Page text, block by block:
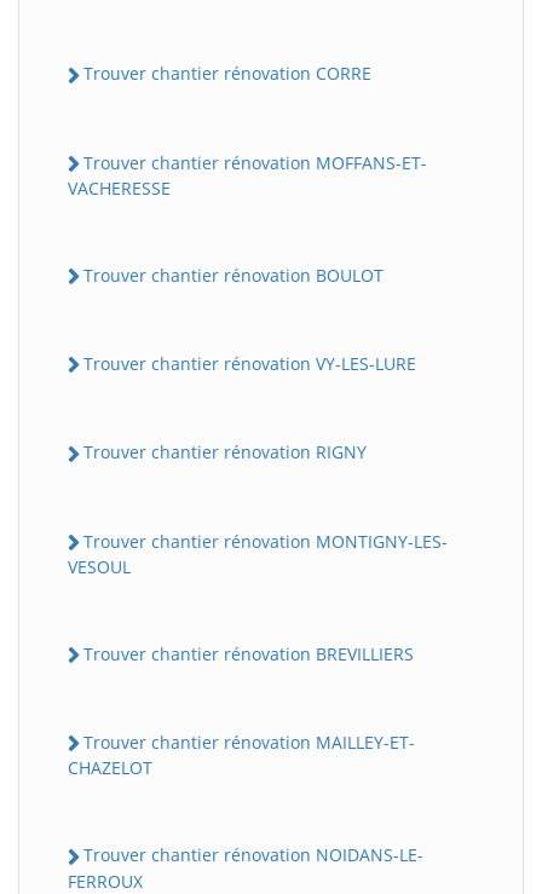
Trouver chantier rénovation CORRE
Trouver chantier rénovation MOFFANS-ET-
VACHERESSE
Trouver chantier rénovation BOULOT
Trouver chantier rénovation VY-LES-LURE
Trouver chantier rénovation RIGNY
Trouver chantier rénovation MONTIGNY-LES-
VESOUL
Trouver chantier rénovation BREVILLIERS
Trouver chantier rénovation MAILLEY-ET-
CHAZELOT
Trouver chantier rénovation NOIDANS-LE-
FERROUX